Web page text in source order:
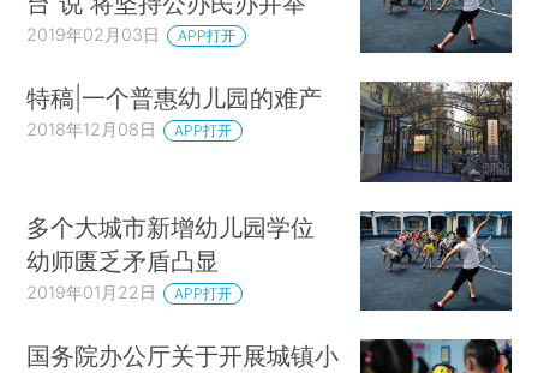
2019年02月03日 APP打开
特稿|一个普惠幼儿园的难产
2018年12月08日 APP打开
多个大城市新增幼儿园学位
幼师匮乏矛盾凸显
2019年01月22日 APP打开
国务院办公厅关于开展城镇小